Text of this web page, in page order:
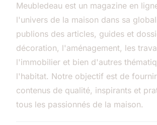
Meubledeau est un magazine en
l'univers de la maison dans sa
publions des articles, guides et
décoration, l'aménagement, les
l'immobilier et bien d'autres
l'habitat. Notre objectif est de
contenus de qualité, inspirants et
tous les passionnés de la maison.